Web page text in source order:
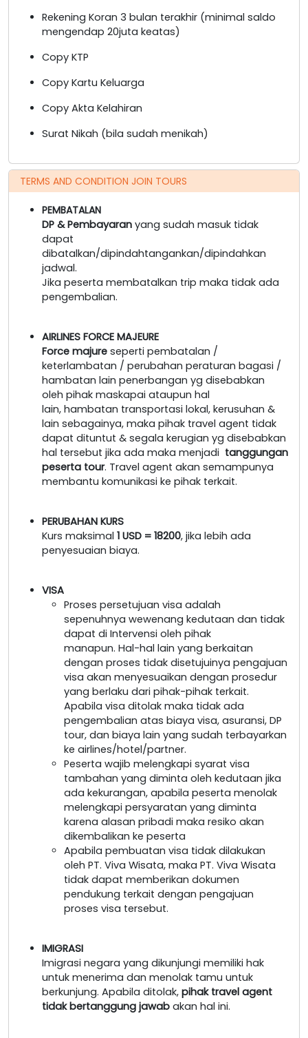
Rekening Koran 3 bulan terakhir (minimal saldo
mengendap 20juta keatas)
Copy KTP
Copy Kartu Keluarga
Copy Akta Kelahiran
Surat Nikah (bila sudah menikah)
TERMS AND CONDITION JOIN TOURS
PEMBATALAN
DP & Pembayaran yang sudah masuk tidak
dapat
dibatalkan/dipindahtangankan/dipindahkan
jadwal.
Jika peserta membatalkan trip maka tidak ada
pengembalian.
AIRLINES FORCE MAJEURE
Force majure seperti pembatalan /
keterlambatan / perubahan peraturan bagasi /
hambatan lain penerbangan yg disebabkan
oleh pihak maskapai ataupun hal
lain, hambatan transportasi lokal, kerusuhan &
lain sebagainya, maka pihak travel agent tidak
dapat dituntut & segala kerugian yg disebabkan
hal tersebut jika ada maka menjadi tanggungan
peserta tour. Travel agent akan semampunya
membantu komunikasi ke pihak terkait.
PERUBAHAN KURS
Kurs maksimal 1 USD = 18200, jika lebih ada
penyesuaian biaya.
VISA
Proses persetujuan visa adalah
sepenuhnya wewenang kedutaan dan tidak
dapat di Intervensi oleh pihak
manapun. Hal-hal lain yang berkaitan
dengan proses tidak disetujuinya pengajuan
visa akan menyesuaikan dengan prosedur
yang berlaku dari pihak-pihak terkait.
Apabila visa ditolak maka tidak ada
pengembalian atas biaya visa, asuransi, DP
tour, dan biaya lain yang sudah terbayarkan
ke airlines/hotel/partner.
Peserta wajib melengkapi syarat visa
tambahan yang diminta oleh kedutaan jika
ada kekurangan, apabila peserta menolak
melengkapi persyaratan yang diminta
karena alasan pribadi maka resiko akan
dikembalikan ke peserta
Apabila pembuatan visa tidak dilakukan
oleh PT. Viva Wisata, maka PT. Viva Wisata
tidak dapat memberikan dokumen
pendukung terkait dengan pengajuan
proses visa tersebut.
IMIGRASI
Imigrasi negara yang dikunjungi memiliki hak
untuk menerima dan menolak tamu untuk
berkunjung. Apabila ditolak, pihak travel agent
tidak bertanggung jawab akan hal ini.